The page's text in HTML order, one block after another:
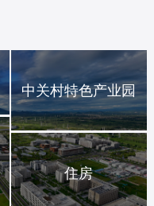
中关村特色产业园
住房